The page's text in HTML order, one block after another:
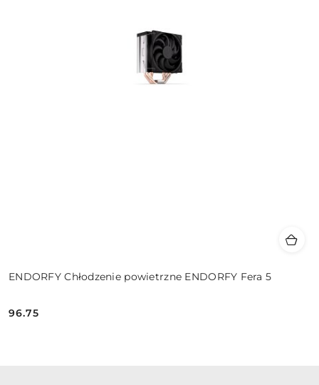
ENDORFY Chłodzenie powietrzne ENDORFY Fera 5
Cena:
96.75